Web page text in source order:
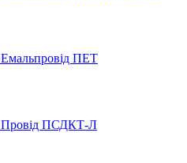
Емальпровід ПЕТ
Провід ПСДКТ-Л